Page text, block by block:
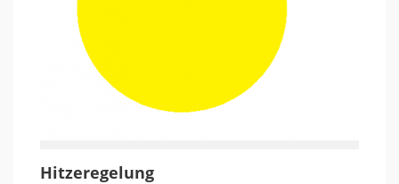
Hitzeregelung